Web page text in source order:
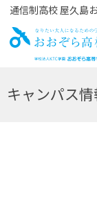
通信制高校 屋久島
キャンパス情